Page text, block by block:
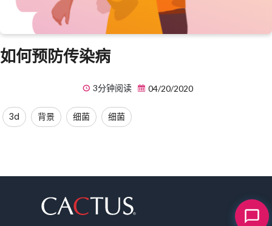
如何预防传染病
3分钟阅读 04/20/2020
3d 背景 细菌 细菌